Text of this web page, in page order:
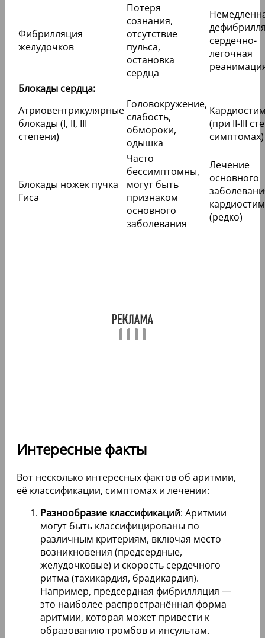
Фибрилляция
желудочков
Потеря
сознания,
отсутствие
пульса,
остановка
сердца
сердечно-
легочная
Блокады сердца:
Атриовентрикулярные
блокады (I, II, III
степени)
Головокружение,
слабость,
обмороки,
одышка
(при II-III
симптомах)
Блокады ножек пучка
Гиса
Часто
бессимптомны,
могут быть
признаком
основного
заболевания
Лечение
основного
(редко)
Интересные факты
Вот несколько интересных фактов об аритмии,
её классификации, симптомах и лечении:
Разнообразие классификаций: Аритмии
могут быть классифицированы по
различным критериям, включая место
возникновения (предсердные,
желудочковые) и скорость сердечного
ритма (тахикардия, брадикардия).
Например, предсердная фибрилляция —
это наиболее распространённая форма
аритмии, которая может привести к
образованию тромбов и инсультам.